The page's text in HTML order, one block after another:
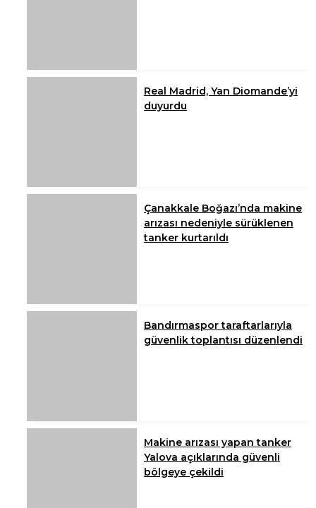
Real Madrid, Yan Diomande’yi
duyurdu
Çanakkale Boğazı’nda makine
arızası nedeniyle sürüklenen
tanker kurtarıldı
Bandırmaspor taraftarlarıyla
güvenlik toplantısı düzenlendi
Makine arızası yapan tanker
Yalova açıklarında güvenli
bölgeye çekildi